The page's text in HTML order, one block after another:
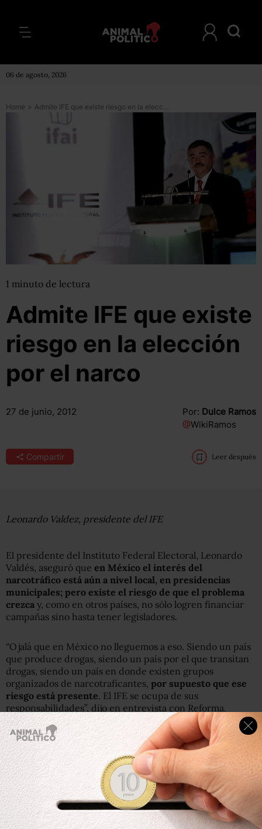
06 de agosto, 2026
Home > Admite IFE que existe riesgo en la elección por el narco
1 minuto de lectura
Admite IFE que existe
riesgo en la elección
por el narco
27 de junio, 2012 Por: Dulce Ramos
@WikiRamos
Compartir Leer después
Leonardo Valdez, presidente del IFE
El presidente del Instituto Federal Electoral, Leonardo
Valdés, aseguró que en México el interés del
narcotráfico está aún a nivel local, en presidencias
municipales; pero existe el riesgo de que el problema
crezca y, como en otros países, no sólo logren financiar
campañas sino hasta tener legisladores.
“Ojalá que en México no lleguemos a eso. Siendo un país
que produce drogas, siendo un país por el que transitan
drogas, siendo un país en donde existen grupos
organizados de narcotraficantes, por supuesto que ese
riesgo está presente. El IFE se ocupa de sus
responsabilidades”, dijo en entrevista con Reforma.
Destacó que no se puede negar que existe una situación
problemática en el país, por lo que
el IFE se preparó para
blindar el proceso y acudió ante quienes son
responsables de la seguridad .
Leer nota completa en Reforma (Suscripción)